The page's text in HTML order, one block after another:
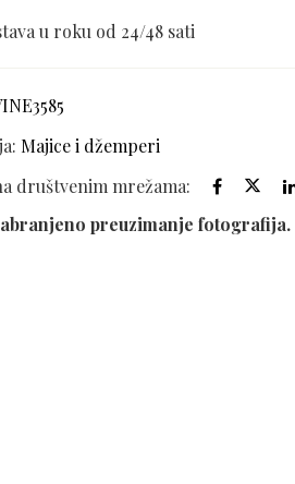
u roku od 24/48 sati
Majice i džemperi
društvenim mrežama:
preuzimanje fotografija.